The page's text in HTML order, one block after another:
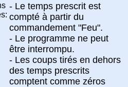
- Le temps prescrit est
compté à partir du
commandement "Feu".
- Le programme ne peut
être interrompu.
- Les coups tirés en dehors
des temps prescrits
comptent comme zéros